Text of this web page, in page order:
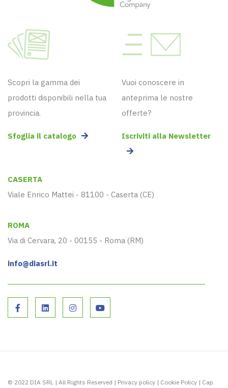
Scopri la gamma dei
prodotti disponibili nella tua
provincia.
Sfoglia il catalogo
Vuoi conoscere in
anteprima le nostre
offerte?
Iscriviti alla Newsletter
CASERTA
Viale Enrico Mattei - 81100 - Caserta (CE)
ROMA
Via di Cervara, 20 - 00155 - Roma (RM)
info@diasrl.it
© 2022 DIA SRL | All Rights Reserved | Privacy policy | Cookie Policy | Cap.